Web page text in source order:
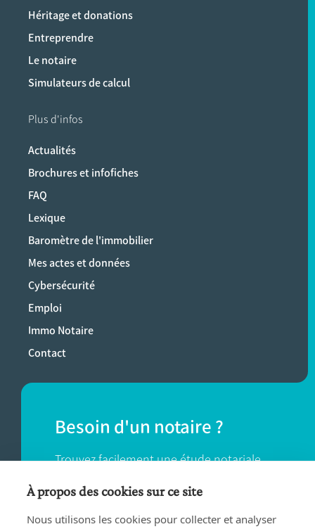
Héritage et donations
Entreprendre
Le notaire
Simulateurs de calcul
Plus d'infos
Actualités
Brochures et infofiches
FAQ
Lexique
Baromètre de l'immobilier
Mes actes et données
Cybersécurité
Emploi
Immo Notaire
Contact
Besoin d'un notaire ?
Trouvez facilement une étude notariale
près de chez vous.
TROUVER UN NOTAIRE
À propos des cookies sur ce site
Nous utilisons les cookies pour collecter et analyser